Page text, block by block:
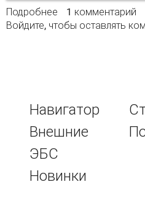
Подробнее о Многообразие
практика
1 комментарий
Войдите, чтобы оставлять
Навигатор
Внешние
ЭБС
Новинки